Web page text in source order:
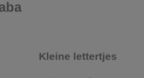
Kleine lettertjes